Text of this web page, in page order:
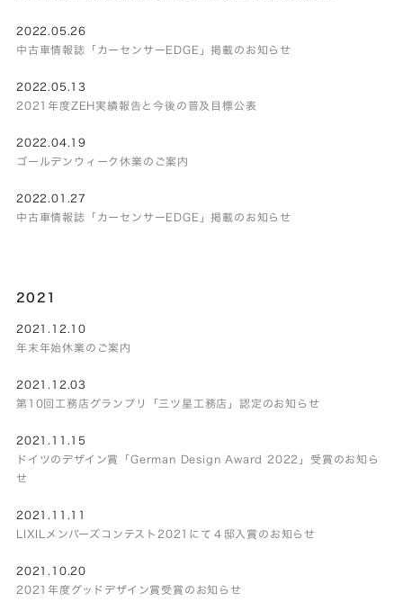
2022.05.26
中古車情報誌「カーセンサーEDGE」掲載のお知らせ
2022.05.13
2021年度ZEH実績報告と今後の普及目標公表
2022.04.19
ゴールデンウィーク休業のご案内
2022.01.27
中古車情報誌「カーセンサーEDGE」掲載のお知らせ
2021
2021.12.10
年末年始休業のご案内
2021.12.03
第10回工務店グランプリ「三ツ星工務店」認定のお知らせ
2021.11.15
ドイツのデザイン賞「German Design Award 2022」受賞のお知ら
せ
2021.11.11
LIXILメンバーズコンテスト2021にて４邸入賞のお知らせ
2021.10.20
2021年度グッドデザイン賞受賞のお知らせ